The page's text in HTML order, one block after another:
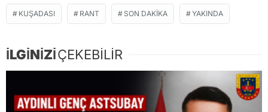
KUŞADASI RANT SON DAKIKA YAKINDA
İLGİNİZİÇEKEBİLİR